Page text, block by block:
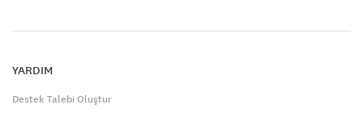
YARDIM
Destek Talebi Oluştur